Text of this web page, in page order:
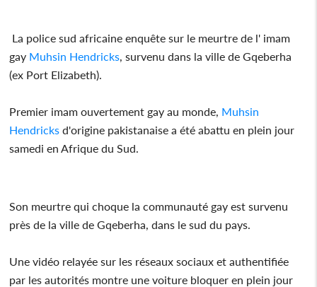
La police sud africaine enquête sur le meurtre de l' imam
gay Muhsin Hendricks , survenu dans la ville de Gqeberha
(ex Port Elizabeth).
Premier imam ouvertement gay au monde, Muhsin
Hendricks d'origine pakistanaise a été abattu en plein jour
samedi en Afrique du Sud.
Son meurtre qui choque la communauté gay est survenu
près de la ville de Gqeberha, dans le sud du pays.
Une vidéo relayée sur les réseaux sociaux et authentifiée
par les autorités montre une voiture bloquer en plein jour